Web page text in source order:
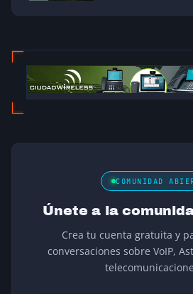
COMUNIDAD
Únete a la
Crea tu cuenta gratuita y
conversaciones sobre VoIP,